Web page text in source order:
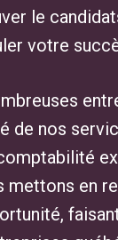
le
votre
de nos
mettons en